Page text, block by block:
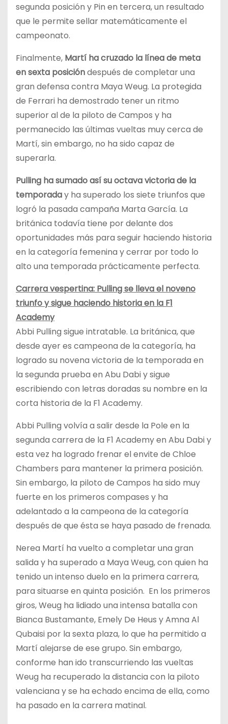
segunda posición y Pin en tercera, un resultado
que le permite sellar matemáticamente el
campeonato.
Finalmente, Martí ha cruzado la línea de meta
en sexta posicióndespués de completar una
gran defensa contra Maya Weug. La protegida
de Ferrari ha demostrado tener un ritmo
superior al de la piloto de Campos y ha
permanecido las últimas vueltas muy cerca de
Martí, sin embargo, no ha sido capaz de
superarla.
Pulling ha sumado así su octava victoria de la
temporaday ha superado los siete triunfos que
logró la pasada campaña Marta García. La
británica todavía tiene por delante dos
oportunidades más para seguir haciendo historia
en la categoría femenina y cerrar por todo lo
alto una temporada prácticamente perfecta.
Carrera vespertina: Pulling se lleva el noveno
triunfo y sigue haciendo historia en la F1
Academy
Abbi Pulling sigue intratable. La británica, que
desde ayer es campeona de la categoría, ha
logrado su novena victoria de la temporada en
la segunda prueba en Abu Dabi y sigue
escribiendo con letras doradas su nombre en la
corta historia de la F1 Academy.
Abbi Pulling volvía a salir desde la Pole en la
segunda carrera de la F1 Academy en Abu Dabi y
esta vez ha logrado frenar el envite de Chloe
Chambers para mantener la primera posición.
Sin embargo, la piloto de Campos ha sido muy
fuerte en los primeros compases y ha
adelantado a la campeona de la categoría
después de que ésta se haya pasado de frenada.
Nerea Martí ha vuelto a completar una gran
salida y ha superado a Maya Weug, con quien ha
tenido un intenso duelo en la primera carrera,
para situarse en quinta posición. En los primeros
giros, Weug ha lidiado una intensa batalla con
Bianca Bustamante, Emely De Heus y Amna Al
Qubaisi por la sexta plaza, lo que ha permitido a
Martí alejarse de ese grupo. Sin embargo,
conforme han ido transcurriendo las vueltas
Weug ha recuperado la distancia con la piloto
valenciana y se ha echado encima de ella, como
ha pasado en la carrera matinal.